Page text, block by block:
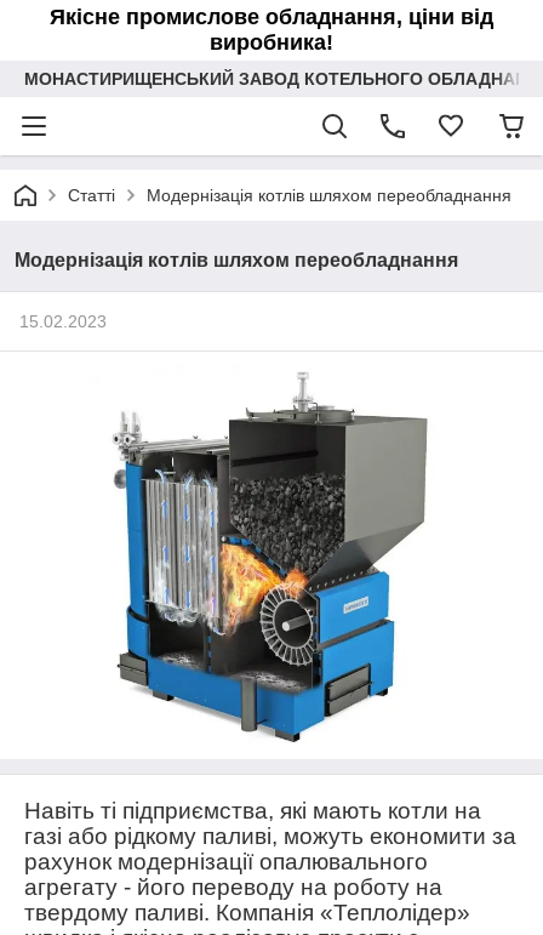
Якісне промислове обладнання, ціни від
виробника!
МОНАСТИРИЩЕНСЬКИЙ ЗАВОД КОТЕЛЬНОГО
Статті Модернізація котлів шляхом переобладнання
Модернізація котлів шляхом переобладнання
15.02.2023
Навіть ті підприємства, які мають котли на
газі або рідкому паливі, можуть економити за
рахунок модернізації опалювального
агрегату - його переводу на роботу на
твердому паливі. Компанія «Теплолідер»